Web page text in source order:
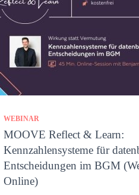
WEBINAR
MOOVE Reflect & Learn:
Kennzahlensysteme für
Entscheidungen im BGM
Online)